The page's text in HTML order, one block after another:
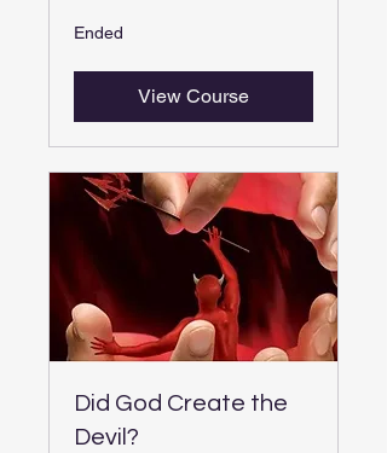
Ended
View Course
Did God Create the
Devil?